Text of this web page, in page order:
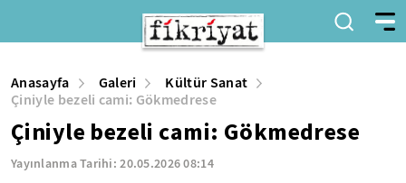
Anasayfa Galeri
Kültür Sanat
Çiniyle bezeli cami: Gökmedrese
Çiniyle bezeli cami: Gökmedrese
Yayınlanma Tarihi:20.05.2026 08:14